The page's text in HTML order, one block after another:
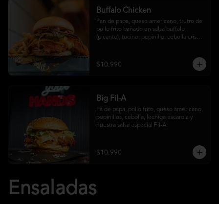
Buffalo Chicken
Pan de papa, queso americano, trutro de
pollo frito bañado en salsa buffalo
(picante), tocino, pepinillo, cebolla crispy,
$10.990
Big Fil-A
Pa de papa, pollo frito, queso americano,
pepinillos, cebolla, lechiga escarola y
nuestra salsa especial Fil-A.
$10.990
Ensaladas